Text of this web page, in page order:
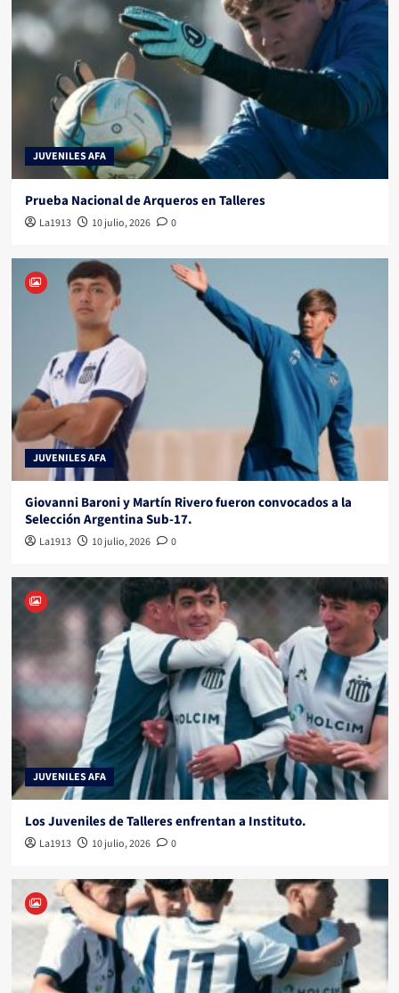
JUVENILES AFA
Prueba Nacional de Arqueros en Talleres
La1913 10 julio, 2026 0
JUVENILES AFA
Giovanni Baroni y Martín Rivero fueron convocados a la
Selección Argentina Sub-17.
La1913 10 julio, 2026 0
JUVENILES AFA
Los Juveniles de Talleres enfrentan a Instituto.
La1913 10 julio, 2026 0